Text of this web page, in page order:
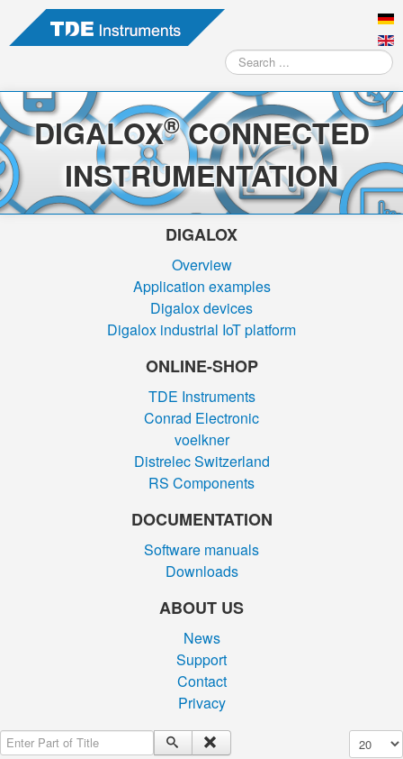
Search
...
DIGALOX®CONNECTED
INSTRUMENTATION
DIGALOX
Overview
Application examples
Digalox devices
Digalox industrial IoT platform
ONLINE-SHOP
TDE Instruments
Conrad Electronic
voelkner
Distrelec Switzerland
RS Components
DOCUMENTATION
Software manuals
Downloads
ABOUT US
News
Support
Contact
Privacy
Enter Part of Title Display #